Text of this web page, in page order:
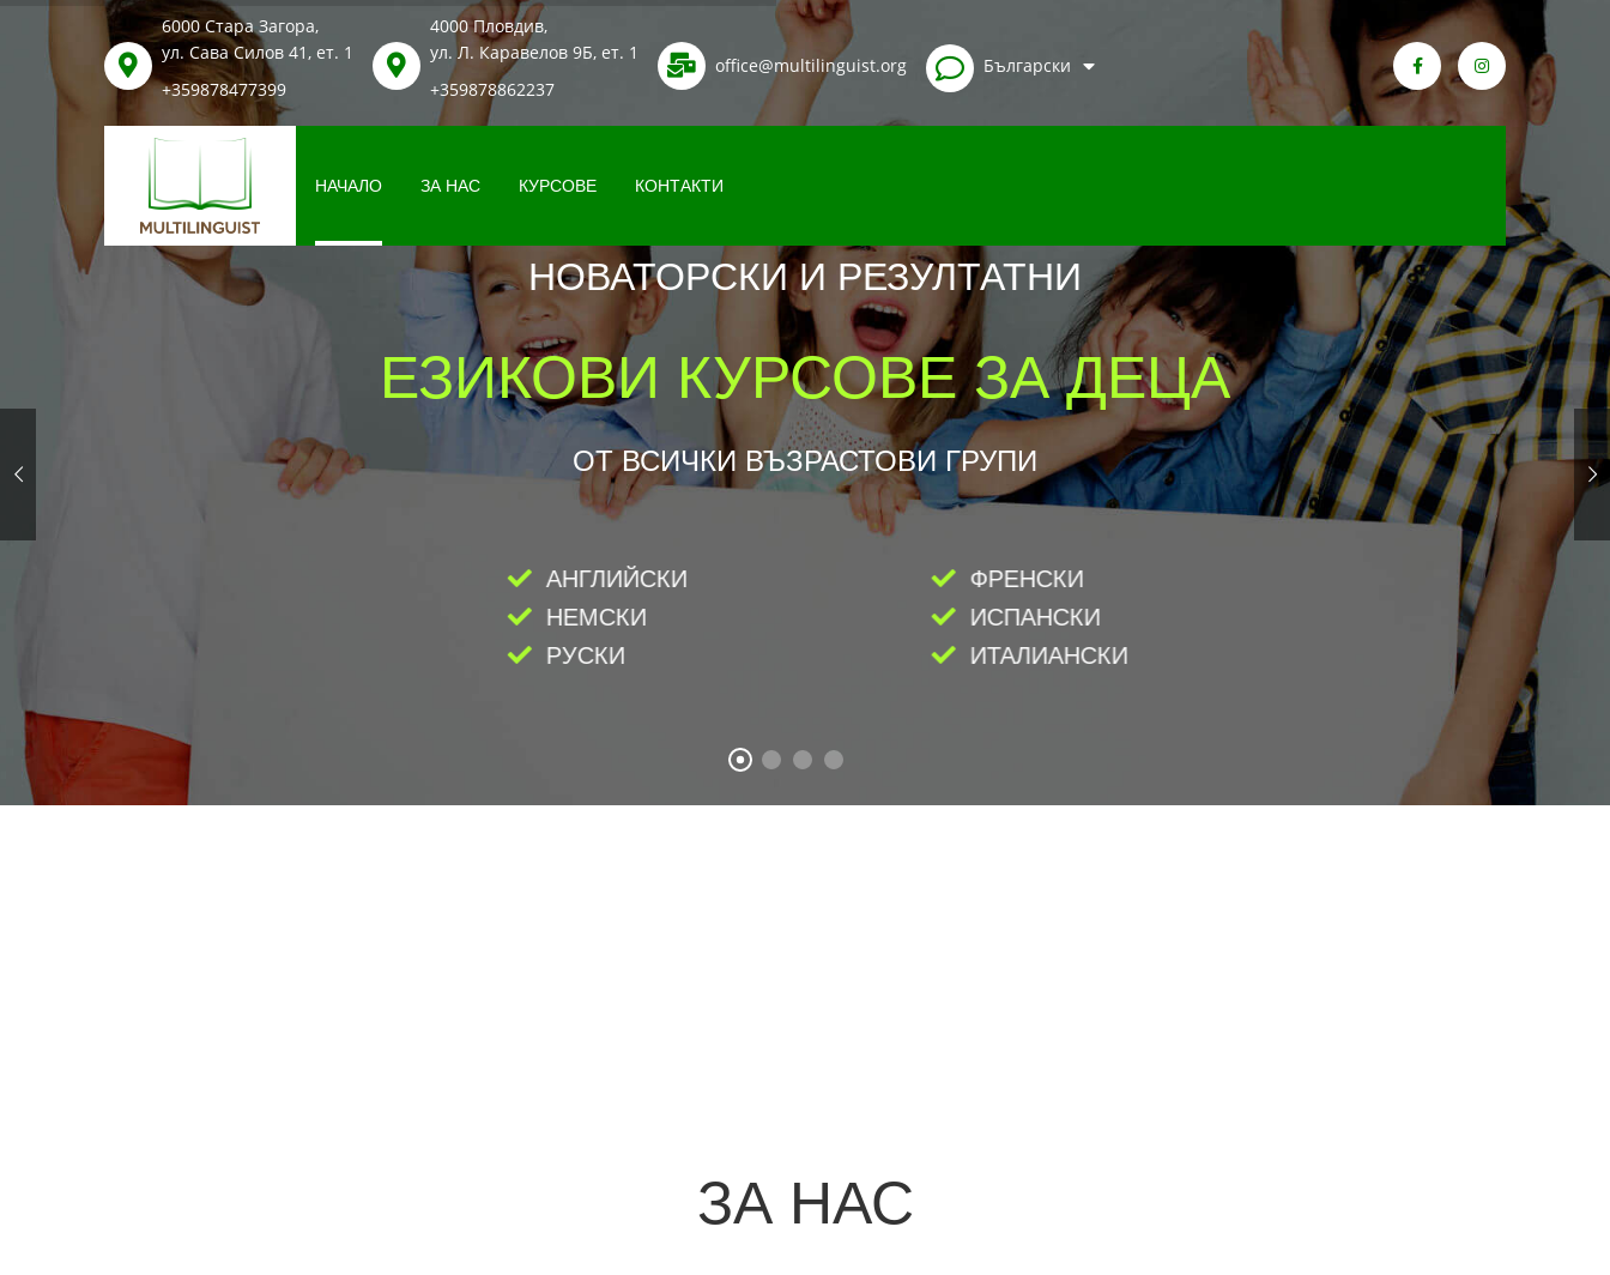
6000 Стара Загора,
ул. Сава Силов 41, ет. 1
+359878477399
4000 Пловдив,
ул. Л. Каравелов 9Б, ет. 1
+359878862237
office@multilinguist.org Български
НАЧАЛО ЗА НАС КУРСОВЕ КОНТАКТИ
НОВАТОРСКИ И РЕЗУЛТАТНИ
ЕЗИКОВИ КУРСОВЕЗА ДЕЦА
ОТ ВСИЧКИ ВЪЗРАСТОВИ ГРУПИ
АНГЛИЙСКИ
НЕМСКИ
РУСКИ
ФРЕНСКИ
ИСПАНСКИ
ИТАЛИАНСКИ
ЗА НАС